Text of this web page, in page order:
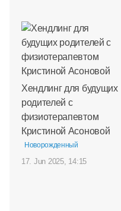
Хендлинг для будущих
родителей с
физиотерапевтом
Кристиной Асоновой
Новорожденный
17. Jun 2025, 14:15